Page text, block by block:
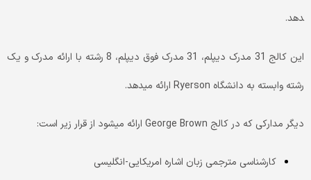
دهد.
این کالج 31 مدرک دیپلم، 31 مدرک فوق­ دیپلم، 8 رشته با ارائه مدرک و یک
رشته وابسته به دانشگاه Ryerson ارائه می­دهد.
دیگر مدارکی که در کالج George Brown ارائه می­شود از قرار زیر است:
کارشناسی مترجمی زبان اشاره امریکایی-انگلیسی